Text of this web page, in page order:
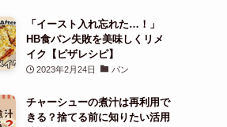
「イースト入れ忘れた…！」
HB食パン失敗を美味しくリメ
イク【ピザレシピ】
2023年2月24日 パン
チャーシューの煮汁は再利用で
きる？捨てる前に知りたい活用